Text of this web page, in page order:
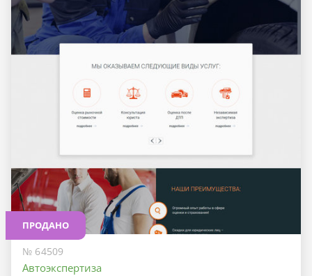
ПРОДАНО
№ 64509
Автоэкспертиза